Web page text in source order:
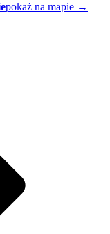
pokaż na mapie →